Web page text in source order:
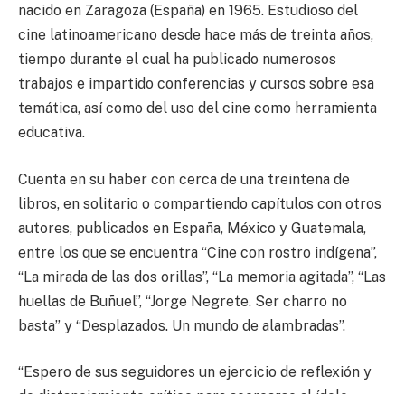
nacido en Zaragoza (España) en 1965. Estudioso del
cine latinoamericano desde hace más de treinta años,
tiempo durante el cual ha publicado numerosos
trabajos e impartido conferencias y cursos sobre esa
temática, así como del uso del cine como herramienta
educativa.
Cuenta en su haber con cerca de una treintena de
libros, en solitario o compartiendo capítulos con otros
autores, publicados en España, México y Guatemala,
entre los que se encuentra “Cine con rostro indígena”,
“La mirada de las dos orillas”, “La memoria agitada”, “Las
huellas de Buñuel”, “Jorge Negrete. Ser charro no
basta” y “Desplazados. Un mundo de alambradas”.
“Espero de sus seguidores un ejercicio de reflexión y